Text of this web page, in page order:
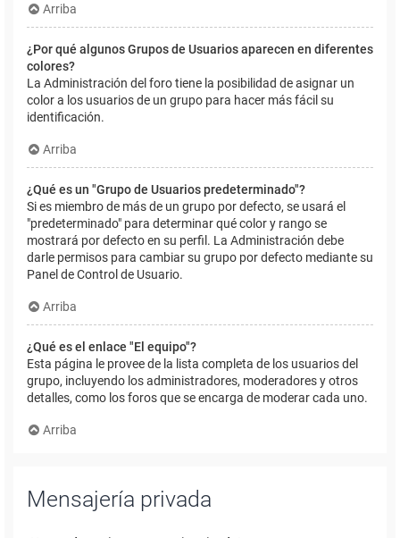
Arriba
¿Por qué algunos Grupos de Usuarios aparecen en diferentes
colores?
La Administración del foro tiene la posibilidad de asignar un
color a los usuarios de un grupo para hacer más fácil su
identificación.
Arriba
¿Qué es un "Grupo de Usuarios predeterminado"?
Si es miembro de más de un grupo por defecto, se usará el
"predeterminado" para determinar qué color y rango se
mostrará por defecto en su perfil. La Administración debe
darle permisos para cambiar su grupo por defecto mediante su
Panel de Control de Usuario.
Arriba
¿Qué es el enlace "El equipo"?
Esta página le provee de la lista completa de los usuarios del
grupo, incluyendo los administradores, moderadores y otros
detalles, como los foros que se encarga de moderar cada uno.
Arriba
Mensajería privada